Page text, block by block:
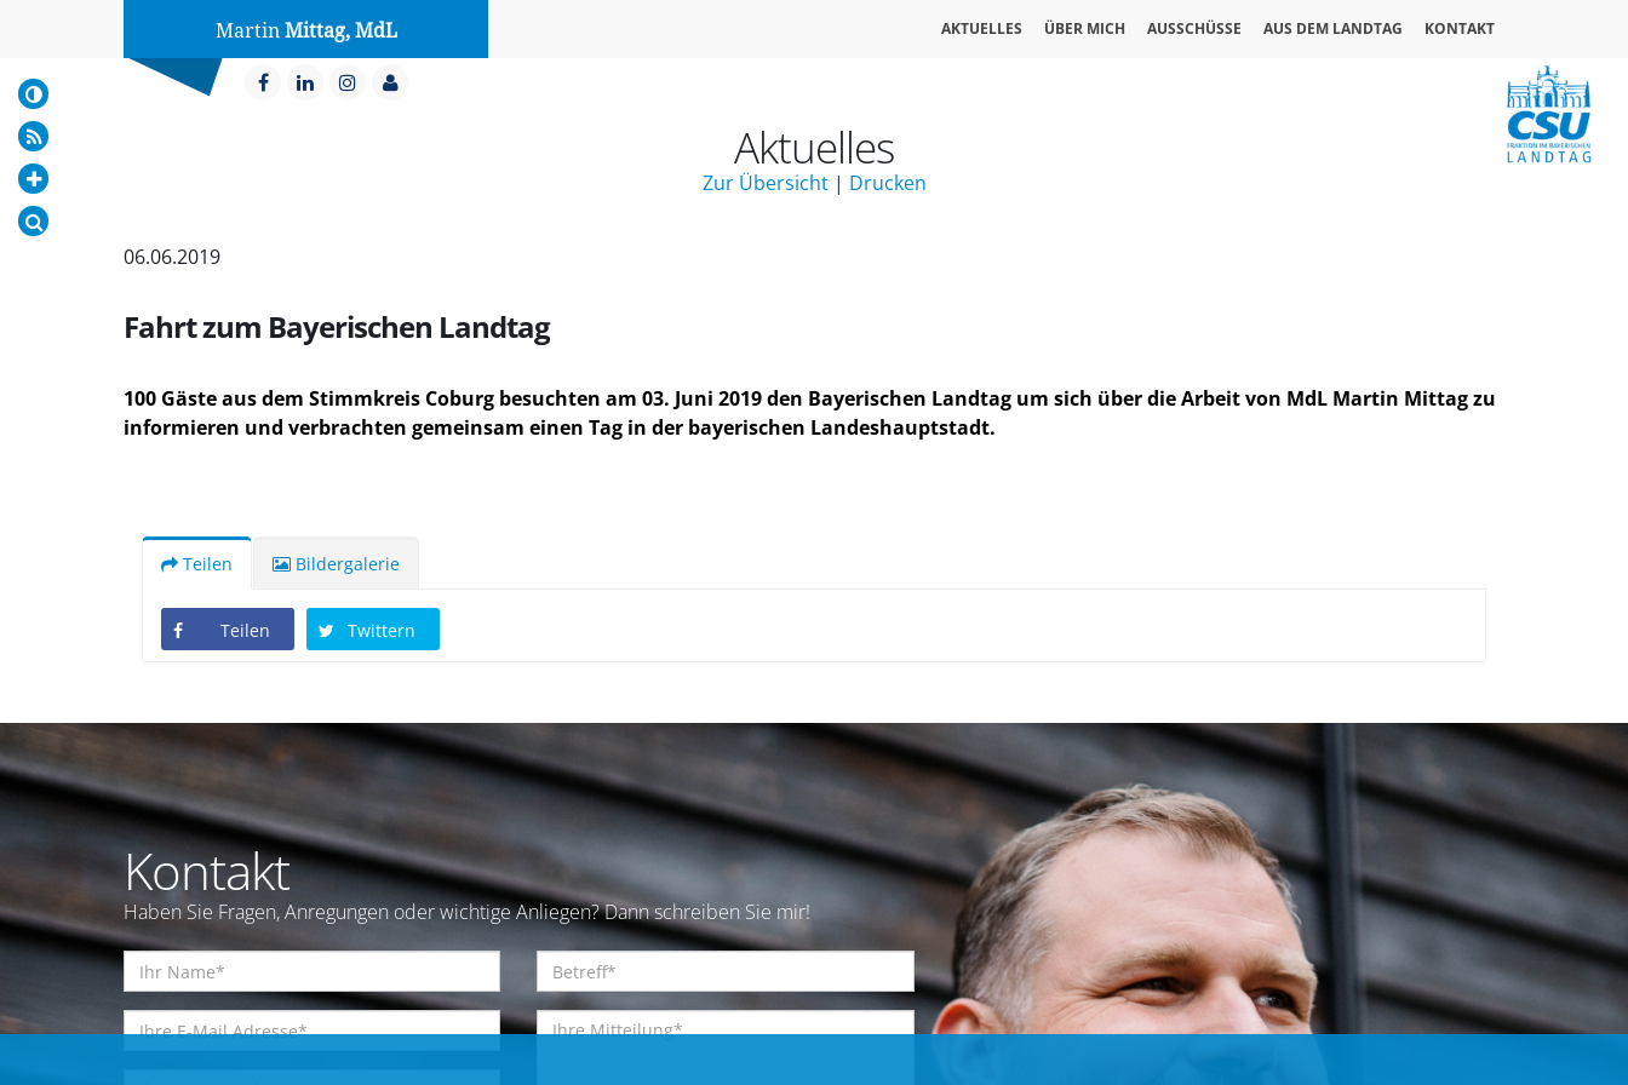
Martin Mittag, MdL AKTUELLES ÜBER MICH AUSSCHÜSSE AUS DEM LANDTAG KONTAKT
Aktuelles
Zur Übersicht| Drucken
06.06.2019
Fahrt zum Bayerischen Landtag
100 Gäste aus dem Stimmkreis Coburg besuchten am 03. Juni 2019 den Bayerischen Landtag um sich über die Arbeit von MdL Martin Mittag zu
informieren und verbrachten gemeinsam einen Tag in der bayerischen Landeshauptstadt.
Teilen Bildergalerie
Teilen Twittern
Kontakt
Haben Sie Fragen, Anregungen oder wichtige Anliegen? Dann schreiben Sie mir!